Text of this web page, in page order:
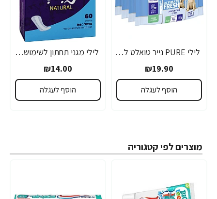
לילי PURE נייר טואלט לח נשטף באסלה 40 דפים מארז רביעייה
₪19.90
הוסף לעגלה
לילי מגני תחתון לשימוש יומיומי נורמל 60 יחידות
₪14.00
הוסף לעגלה
מוצרים לפי קטגוריה